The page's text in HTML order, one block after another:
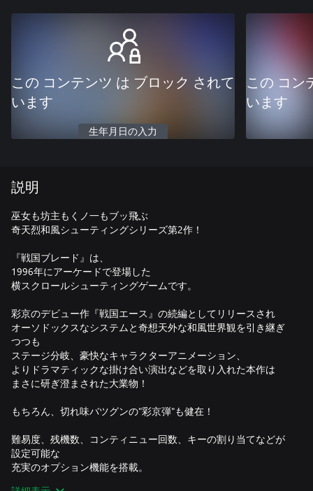
この コンテンツ は ブロック されて
います
生年月日の入力
この コン
います
説明
巫女も坊主もくノ一もブッ飛ぶ
奇天烈和風シューティングシリーズ第2作！
『戦国ブレード』は、
1996年にアーケードで登場した
横スクロールシューティングゲームです。
彩京のデビュー作『戦国エース』の続編としてリリースされ
オーソドックスなシステムと奇想天外な和風世界観を引き継ぎ
つつも
ステージ分岐、豪快なキャラクターアニメーション、
よりドラマティックな掛け合い演出などを取り入れた本作は
まさに研ぎ澄まされた大業物！
もちろん、切れ味バツグンの"彩京弾"も健在！
難易度、残機数、コンティニュー回数、キーの割り当てなどが
設定可能な
充実のオプション機能を搭載。